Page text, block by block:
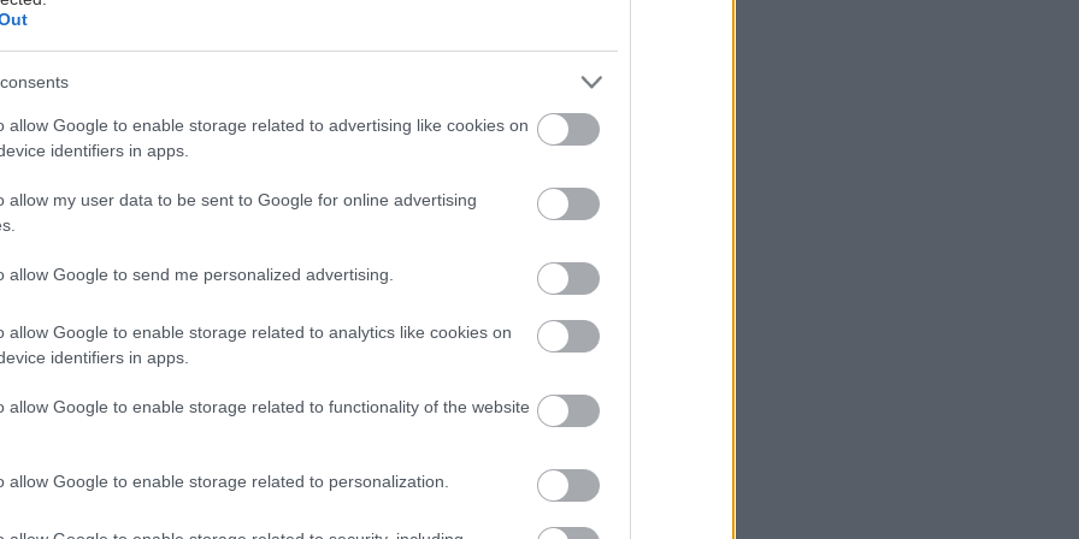
allow Google to enable storage related to advertising like cookies on
identifiers in apps.
allow my user data to be sent to Google for online advertising
allow Google to send me personalized advertising.
allow Google to enable storage related to analytics like cookies on
identifiers in apps.
allow Google to enable storage related to functionality of the website
allow Google to enable storage related to personalization.
καλοκαίρι που μας επεφύλασσε η αρχή του χρόνου δεν φαίνεται
για πολύ ακόμα, καθώς οι μετεωρολόγοι προβλέπουν
για το Σαββατοκύριακο, με χιόνια να κάνουν την εμφάνισή
στην κεντρική και βόρεια Ελλάδα, και θυελλώδεις ανέμους να
τα πλοία στα λιμάνια όλης της χώρας.
19 Ιανουαρίου, βέβαια, ο καιρός θα παραμείνει ανοιξιάτικος. Την
αναμένουμε από το Σάββατο και μετά, σύμφωνα με την ανάρτηση
Κλέαρχου Μαρουσάκη, που έγραψε συγκεκριμένα τα εξής:
καιρό ξεκίνησε η ημέρα σήμερα, σχετικά γρήγορα όμως θα
και μάλιστα με τον υδράργυρο σε αρκετές περιοχές κοντά
αύριο ο καιρός και από το Σάββατο σταδιακά και από τα βόρεια